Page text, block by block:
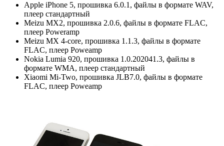
Apple iPhone 5, прошивка 6.0.1, файлы в формате WAV,
плеер стандартный
Meizu MX2, прошивка 2.0.6, файлы в формате FLAC,
плеер Poweramp
Meizu MX 4-core, прошивка 1.1.3, файлы в формате
FLAC, плеер Poweamp
Nokia Lumia 920, прошивка 1.0.202041.3, файлы в
формате WMA, плеер стандартный
Xiaomi Mi-Two, прошивка JLB7.0, файлы в формате
FLAC, плеер Poweamp